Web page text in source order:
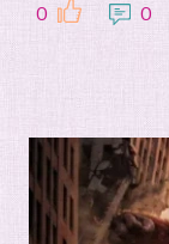
0 0